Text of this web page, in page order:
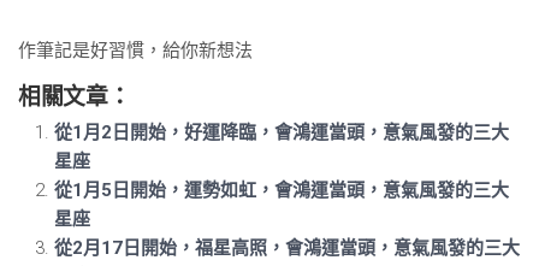
作筆記是好習慣，給你新想法
相關文章：
從1月2日開始，好運降臨，會鴻運當頭，意氣風發的三大
星座
從1月5日開始，運勢如虹，會鴻運當頭，意氣風發的三大
星座
從2月17日開始，福星高照，會鴻運當頭，意氣風發的三大